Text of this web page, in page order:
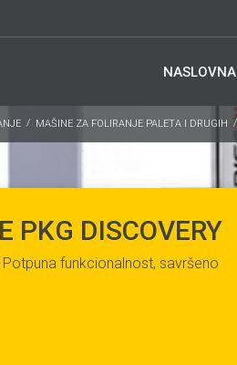
NASLOVNA
MAŠINE ZA FOLIRANJE PALETA I DRUGIH
PKG DISCOVERY
funkcionalnost, savršeno